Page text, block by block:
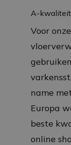
A-
Voor
name
Europa
beste
online